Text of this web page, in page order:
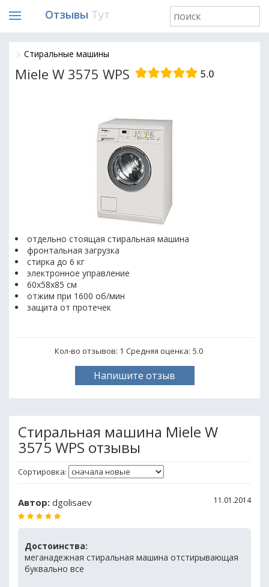
Отзывы Тут
Стиральные машины
Miele W 3575 WPS 5.0
отдельно стоящая стиральная машина
фронтальная загрузка
cтирка до 6 кг
электронное управление
60x58x85 см
отжим при 1600 об/мин
защита от протечек
Кол-во отзывов: 1 Средняя оценка: 5.0
Напишите отзыв
Стиральная машина Miele W
3575 WPS отзывы
Сортировка:
Автор: dgolisaev 11.01.2014
Достоинства:
меганадежная стиральная машина отстирывающая
буквально все